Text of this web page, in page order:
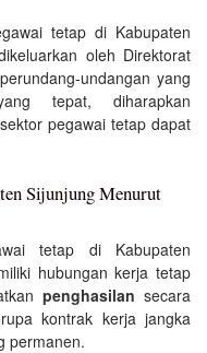
tetap di Kabupaten
oleh Direktorat
undangan yang
tepat, diharapkan
pegawai tetap dapat
Sijunjung Menurut
tetap di Kabupaten
hubungan kerja tetap
penghasilan secara
kontrak kerja jangka
permanen.